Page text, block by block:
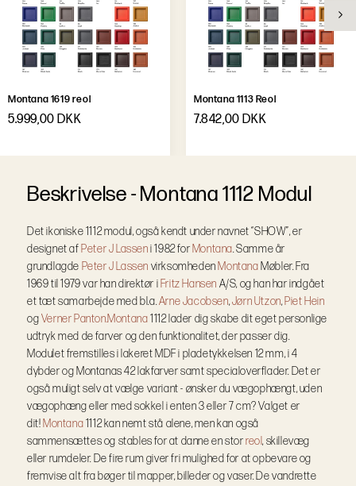
Montana 1619 reol
5.999,00 DKK
Montana 1113 Reol
7.842,00 DKK
Beskrivelse-Montana 1112 Modul
Det ikoniske 1112 modul, også kendt under navnet “SHOW”, er
designet af Peter J Lasseni 1982 for Montana. Samme år
grundlagde Peter J Lassen virksomheden Montana Møbler. Fra
1969 til 1979 var han direktør i Fritz Hansen A/S, og han har indgået
et tæt samarbejde med bl.a.Arne Jacobsen,Jørn Utzon,Piet Hein
ogVerner Panton.Montana1112 lader dig skabe dit eget personlige
udtryk med de farver og den funktionalitet, der passer dig.
Modulet fremstilles i lakeret MDF i pladetykkelsen 12 mm, i 4
dybder og Montanas 42 lakfarver samt specialoverflader. Det er
også muligt selv at vælge variant - ønsker du vægophængt, uden
vægophæng eller med sokkel i enten 3 eller 7 cm? Valget er
dit! Montana1112 kan nemt stå alene, men kan også
sammensættes og stables for at danne en storreol, skillevæg
eller rumdeler. De fire rum giver fri mulighed for at opbevare og
fremvise alt fra bøger til mapper, billeder og vaser. De vandrette